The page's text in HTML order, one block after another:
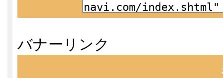
バナーリンク